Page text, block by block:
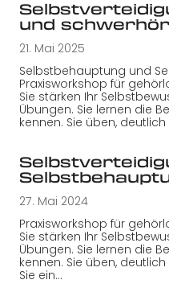
und
21. Mai 2025
Selbstbehauptung und
Praxisworkshop für
Sie stärken Ihr
Übungen. Sie lernen die
kennen. Sie üben,
27. Mai 2024
Praxisworkshop für
Sie stärken Ihr
Übungen. Sie lernen die
kennen. Sie üben,
Sie ein…